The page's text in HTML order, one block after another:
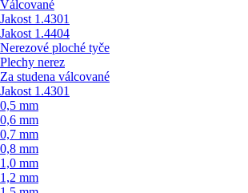
Válcované
Jakost 1.4301
Jakost 1.4404
Nerezové ploché tyče
Plechy nerez
Za studena válcované
Jakost 1.4301
0,5 mm
0,6 mm
0,7 mm
0,8 mm
1,0 mm
1,2 mm